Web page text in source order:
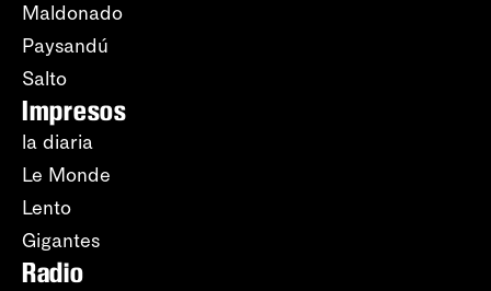
Maldonado
Paysandú
Salto
Impresos
la diaria
Le Monde
Lento
Gigantes
Radio